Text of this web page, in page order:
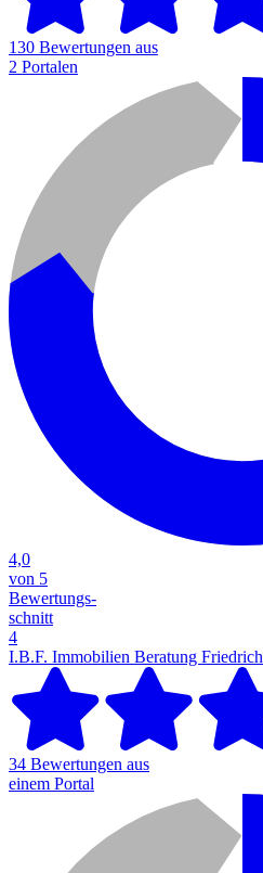
130 Bewertungen aus
2 Portalen
4,0
von 5
Bewertungs-
schnitt
4
I.B.F. Immobilien Beratung Friedrich
34 Bewertungen aus
einem Portal